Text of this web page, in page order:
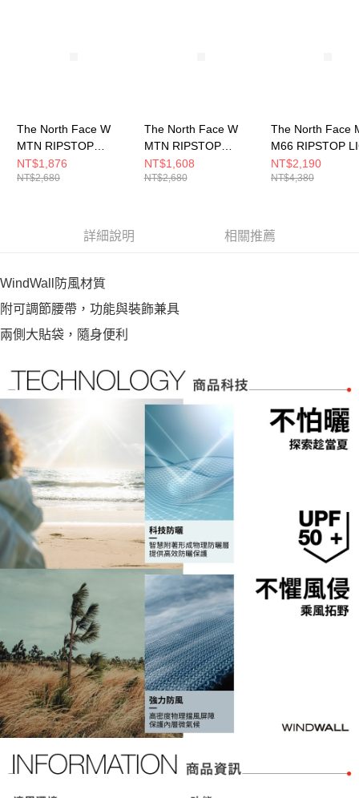
The North Face W
MTN RIPSTOP
CARGO SHORT- AP
女 短褲
NT$1,876
NT$2,680
The North Face W
MTN RIPSTOP
CARGO SHORT- AP
女 短褲
NT$1,608
NT$2,680
The North Face
M66 RIPSTOP
CARGO PANT-
長褲
NT$2,190
NT$4,380
詳細說明 相關推薦
WindWall防風材質
附可調節腰帶，功能與裝飾兼具
兩側大貼袋，隨身便利